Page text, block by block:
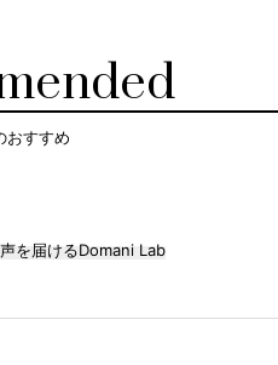
おすすめ
を届けるDomani Lab